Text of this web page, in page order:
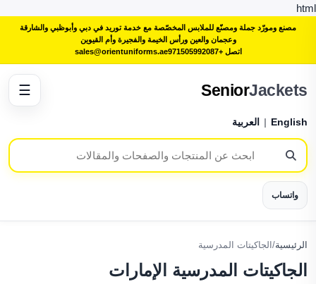
html
مصنع ومورّد جملة ومصنّع للملابس المخصّصة مع خدمة توريد في دبي وأبوظبي والشارقة
وعجمان والعين ورأس الخيمة والفجيرة وأم القيوين
اتصل +971505992087
sales@orientuniforms.ae
SeniorJackets
English
| العربية
واتساب
☰
الرئيسية/ الجاكيتات المدرسية
الجاكيتات المدرسية الإمارات